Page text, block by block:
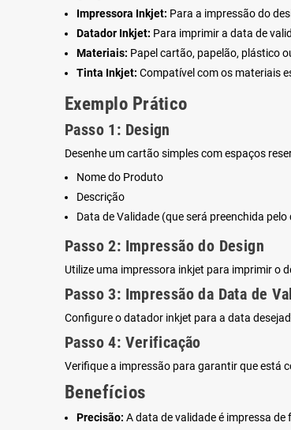
Impressora Inkjet: Para a impressão do
Datador Inkjet: Para imprimir a data de
Materiais: Papel cartão, papelão, plástico
Tinta Inkjet: Compatível com os materiais
Exemplo Prático
Passo 1: Design
Desenhe um cartão simples com espaços
Nome do Produto
Descrição
Data de Validade (que será preenchida
Passo 2: Impressão do Design
Utilize uma impressora inkjet para imprimir o
Passo 3: Impressão da Data de
Configure o datador inkjet para a data
Passo 4: Verificação
Verifique a impressão para garantir que está
Benefícios
Precisão: A data de validade é impressa de